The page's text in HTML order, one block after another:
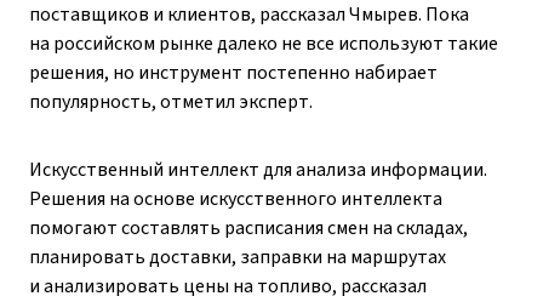
поставщиков и клиентов, рассказал Чмырев. Пока
на российском рынке далеко не все используют такие
решения, но инструмент постепенно набирает
популярность, отметил эксперт.
Искусственный интеллект для анализа информации.
Решения на основе искусственного интеллекта
помогают составлять расписания смен на складах,
планировать доставки, заправки на маршрутах
и анализировать цены на топливо, рассказал